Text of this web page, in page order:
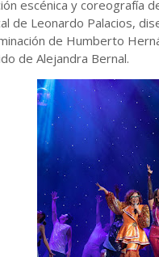
escénica y coreografía
de Leonardo Palacios,
de Humberto
de Alejandra Bernal.